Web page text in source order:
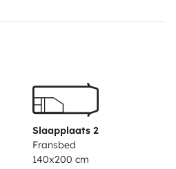
Slaapplaats 2
Fransbed
140x200 cm